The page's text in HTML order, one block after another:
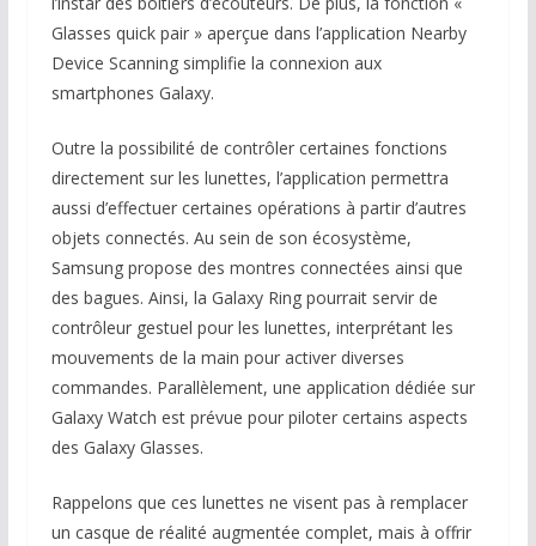
Glasses quick pair » aperçue dans l’application Nearby
Device Scanning simplifie la connexion aux
smartphones Galaxy.
Outre la possibilité de contrôler certaines fonctions
directement sur les lunettes, l’application permettra
aussi d’effectuer certaines opérations à partir d’autres
objets connectés. Au sein de son écosystème,
Samsung propose des montres connectées ainsi que
des bagues. Ainsi, la Galaxy Ring pourrait servir de
contrôleur gestuel pour les lunettes, interprétant les
mouvements de la main pour activer diverses
commandes. Parallèlement, une application dédiée sur
Galaxy Watch est prévue pour piloter certains aspects
des Galaxy Glasses.
Rappelons que ces lunettes ne visent pas à remplacer
un casque de réalité augmentée complet, mais à offrir